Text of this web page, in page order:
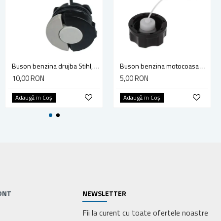
Masina de Tocat Carne cu Palnie JIA GF-0341, Micul Fermier, Verde
205,00 RON
Adaugă în Coş
Buson benzina drujba Stihl, model cu clapeta
10,00 RON
Adaugă în Coş
Buson benzina motocoasa TL43/52
5,00 RON
Adaugă în Coş
NEWSLETTER
Fii la curent cu toate ofertele noastre